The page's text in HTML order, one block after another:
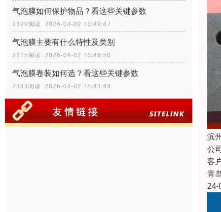
气泡膜如何保护物品？看这些关键参数
2399阅读 2026-04-02 16:49:47
气泡膜主要有什么特性及类别
2315阅读 2026-04-02 16:48:50
气泡膜卷装如何选？看这些关键参数
2343阅读 2026-04-02 16:43:44
滨
公
客
青
24-